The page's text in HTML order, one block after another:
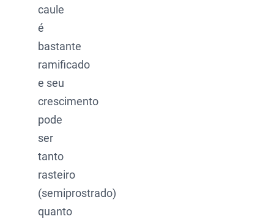
caule
é
bastante
ramificado
e seu
crescimento
pode
ser
tanto
rasteiro
(semiprostrado)
quanto